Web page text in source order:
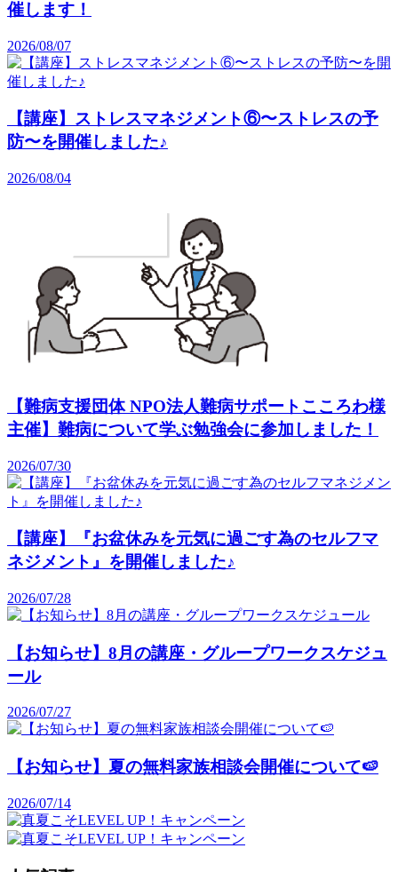
催します！
2026/08/07
【講座】ストレスマネジメント⑥〜ストレスの予
防〜を開催しました♪
2026/08/04
【難病支援団体 NPO法人難病サポートこころわ様
主催】難病について学ぶ勉強会に参加しました！
2026/07/30
【講座】『お盆休みを元気に過ごす為のセルフマ
ネジメント』を開催しました♪
2026/07/28
【お知らせ】8月の講座・グループワークスケジュ
ール
2026/07/27
【お知らせ】夏の無料家族相談会開催について🍉
2026/07/14